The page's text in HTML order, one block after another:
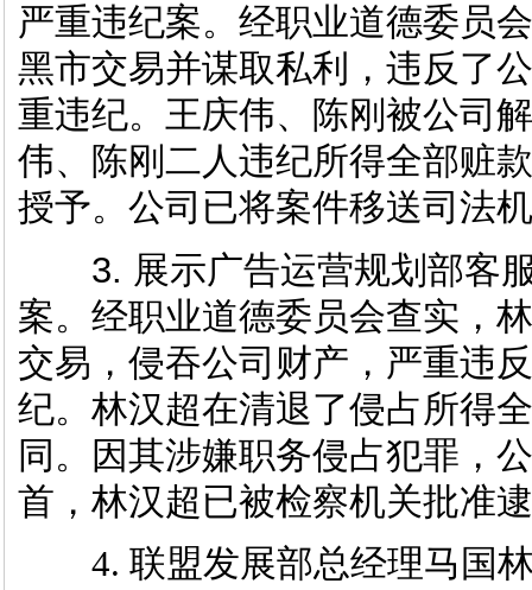
严重违纪案。经职业道德委员
黑市交易并谋取私利，违反了
重违纪。王庆伟、陈刚被公司
伟、陈刚二人违纪所得全部赃
授予。公司已将案件移送司法
3. 展示广告运营规划部客服
案。经职业道德委员会查实，
交易，侵吞公司财产，严重违
纪。林汉超在清退了侵占所得
同。因其涉嫌职务侵占犯罪，
首，林汉超已被检察机关批准
4. 联盟发展部总经理马国林